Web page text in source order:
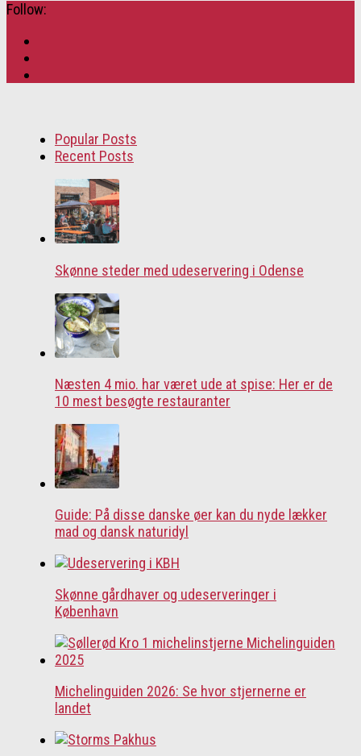
Follow:
Popular Posts
Recent Posts
Skønne steder med udeservering i Odense
Næsten 4 mio. har været ude at spise: Her er de
10 mest besøgte restauranter
Guide: På disse danske øer kan du nyde lækker
mad og dansk naturidyl
Skønne gårdhaver og udeserveringer i
København
Michelinguiden 2026: Se hvor stjernerne er
landet